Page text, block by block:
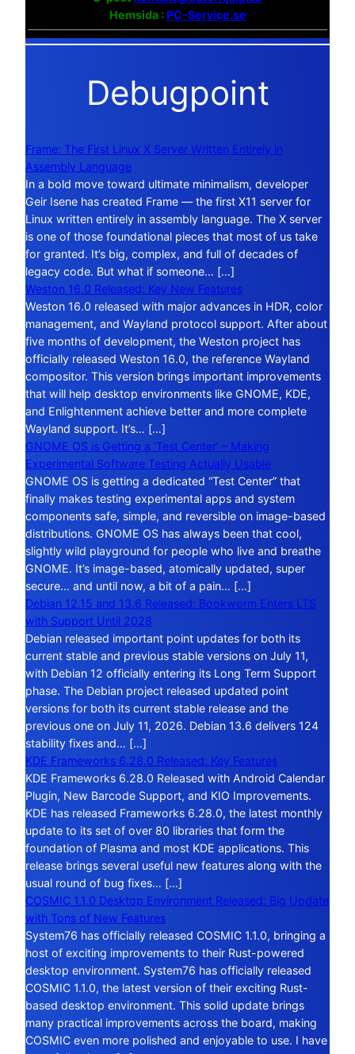
Hemsida :PC-Service.se
Debugpoint
Frame: The First Linux X Server Written Entirely in
Assembly Language
In a bold move toward ultimate minimalism, developer
Geir Isene has created Frame — the first X11 server for
Linux written entirely in assembly language. The X server
is one of those foundational pieces that most of us take
for granted. It’s big, complex, and full of decades of
legacy code. But what if someone… […]
Weston 16.0 Released: Key New Features
Weston 16.0 released with major advances in HDR, color
management, and Wayland protocol support. After about
five months of development, the Weston project has
officially released Weston 16.0, the reference Wayland
compositor. This version brings important improvements
that will help desktop environments like GNOME, KDE,
and Enlightenment achieve better and more complete
Wayland support. It’s… […]
GNOME OS is Getting a ‘Test Center’ – Making
Experimental Software Testing Actually Usable
GNOME OS is getting a dedicated “Test Center” that
finally makes testing experimental apps and system
components safe, simple, and reversible on image-based
distributions. GNOME OS has always been that cool,
slightly wild playground for people who live and breathe
GNOME. It’s image-based, atomically updated, super
secure… and until now, a bit of a pain… […]
Debian 12.15 and 13.6 Released: Bookworm Enters LTS
with Support Until 2028
Debian released important point updates for both its
current stable and previous stable versions on July 11,
with Debian 12 officially entering its Long Term Support
phase. The Debian project released updated point
versions for both its current stable release and the
previous one on July 11, 2026. Debian 13.6 delivers 124
stability fixes and… […]
KDE Frameworks 6.28.0 Released: Key Features
KDE Frameworks 6.28.0 Released with Android Calendar
Plugin, New Barcode Support, and KIO Improvements.
KDE has released Frameworks 6.28.0, the latest monthly
update to its set of over 80 libraries that form the
foundation of Plasma and most KDE applications. This
release brings several useful new features along with the
usual round of bug fixes… […]
COSMIC 1.1.0 Desktop Environment Released: Big Update
with Tons of New Features
System76 has officially released COSMIC 1.1.0, bringing a
host of exciting improvements to their Rust-powered
desktop environment. System76 has officially released
COSMIC 1.1.0, the latest version of their exciting Rust-
based desktop environment. This solid update brings
many practical improvements across the board, making
COSMIC even more polished and enjoyable to use. I have